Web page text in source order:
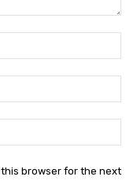
this browser for the next